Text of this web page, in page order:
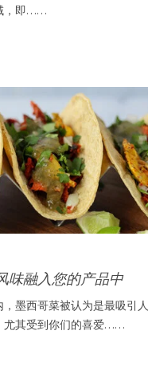
，即……
味融入您的产品中
墨西哥菜被认为是最吸引人
尤其受到你们的喜爱……